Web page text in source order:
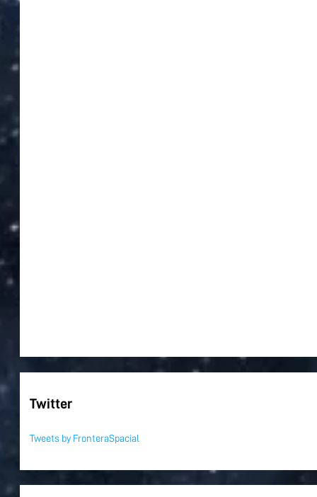
Twitter
Tweets by FronteraSpacial